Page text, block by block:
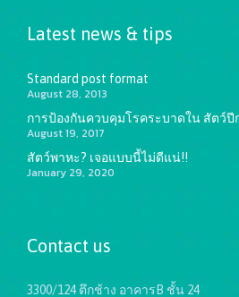
Latest news & tips
Standard post format
August 28, 2013
การป้องกันควบคุมโรคระบาดใน สัตว์ปี
August 19, 2017
สัตว์พาหะ? เจอแบบนี้ไม่ดีแน่!!
January 29, 2020
Contact us
3300/124 ตึกช้าง อาคารB ชั้น 24